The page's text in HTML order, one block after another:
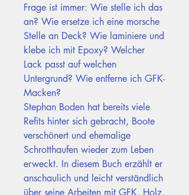
Frage ist immer: Wie stelle ich das
an? Wie ersetze ich eine morsche
Stelle an Deck? Wie laminiere und
klebe ich mit Epoxy? Welcher
Lack passt auf welchen
Untergrund? Wie entferne ich GFK-
Macken?
Stephan Boden hat bereits viele
Refits hinter sich gebracht, Boote
verschönert und ehemalige
Schrotthaufen wieder zum Leben
erweckt. In diesem Buch erzählt er
anschaulich und leicht verständlich
über seine Arbeiten mit GFK, Holz,